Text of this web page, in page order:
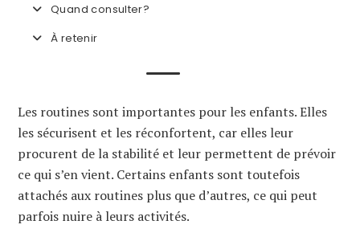
Quand consulter?
À retenir
Les routines sont importantes pour les enfants. Elles
les sécurisent et les réconfortent, car elles leur
procurent de la stabilité et leur permettent de prévoir
ce qui s’en vient. Certains enfants sont toutefois
attachés aux routines plus que d’autres, ce qui peut
parfois nuire à leurs activités.